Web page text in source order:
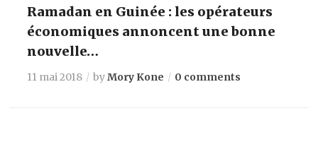
Ramadan en Guinée : les opérateurs
économiques annoncent une bonne
nouvelle…
11 mai 2018 byMory Kone 0 comments